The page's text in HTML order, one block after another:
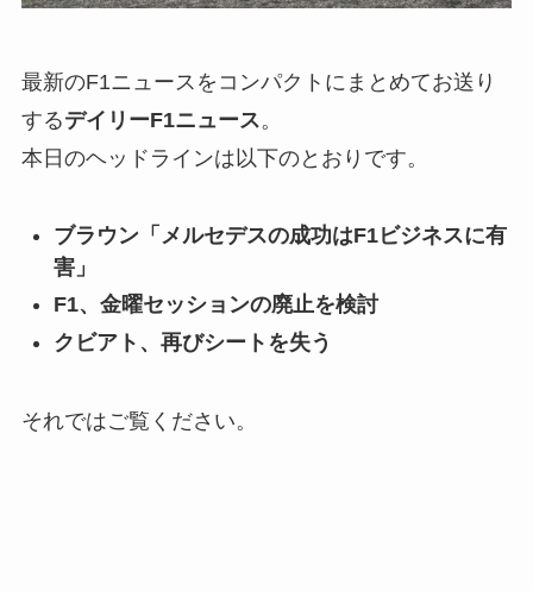
最新のF1ニュースをコンパクトにまとめてお送り
するデイリーF1ニュース。
本日のヘッドラインは以下のとおりです。
ブラウン「メルセデスの成功はF1ビジネスに有
害」
F1、金曜セッションの廃止を検討
クビアト、再びシートを失う
それではご覧ください。